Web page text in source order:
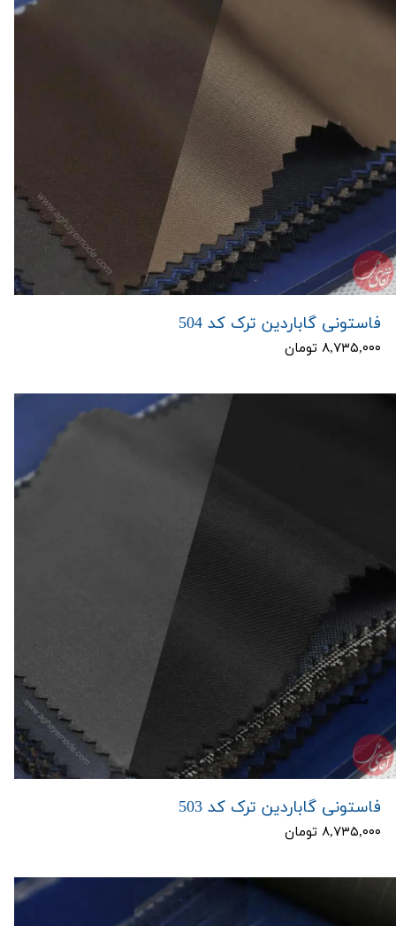
فاستونی گاباردین ترک کد 504
۸,۷۳۵,۰۰۰ تومان
فاستونی گاباردین ترک کد 503
۸,۷۳۵,۰۰۰ تومان